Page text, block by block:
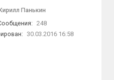
Панькин
248
30.03.2016 16:58